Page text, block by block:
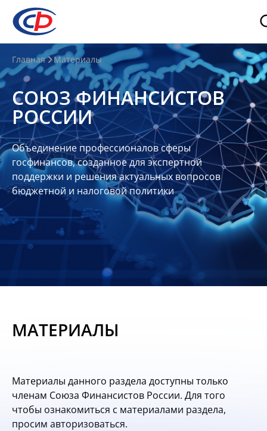
О
нас
О
СФР
Совет
Союза
Участники
Планы
отчеты
Контакты
Материалы
опытом
Вступить
Главная Материалы
СОЮЗ ФИНАНСИСТОВ
РОССИИ
Объединение профессионалов сферы
госфинансов, созданное для экспертной
поддержки и решения актуальных вопросов
бюджетной и налоговой политики
МАТЕРИАЛЫ
Материалы данного раздела доступны только
членам Союза Финансистов России. Для того
чтобы ознакомиться с материалами раздела,
просим авторизоваться.